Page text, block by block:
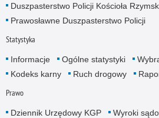
Duszpasterstwo Policji Kościoła
Prawosławne Duszpasterstwo Policji
Statystyka
Informacje Ogólne statystyki
Kodeks karny
Ruch drogowy
Prawo
Dziennik Urzędowy KGP Wyroki